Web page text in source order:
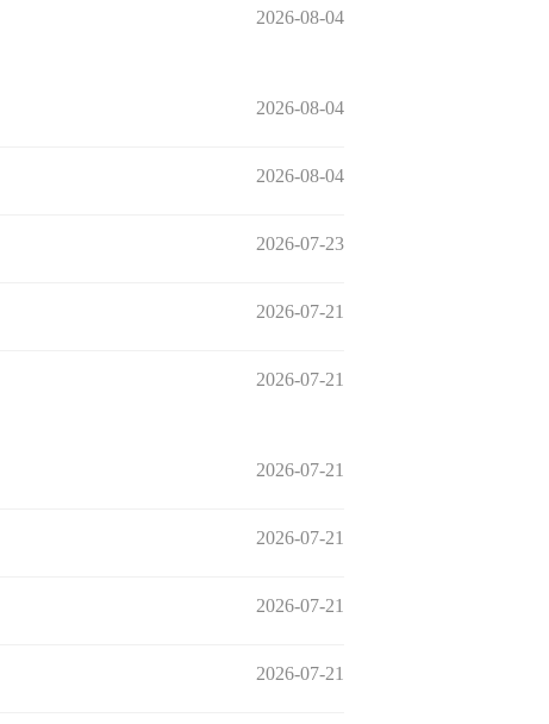
2026-08-04
2026-08-04
2026-08-04
2026-07-23
2026-07-21
2026-07-21
2026-07-21
2026-07-21
2026-07-21
2026-07-21